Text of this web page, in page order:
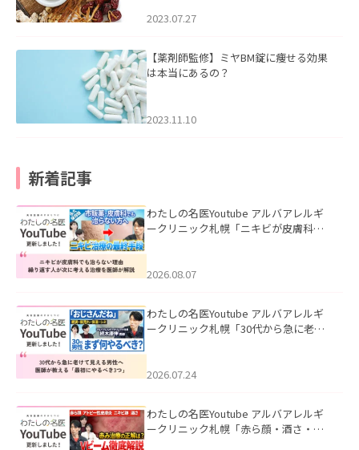
2023.07.27
【薬剤師監修】ミヤBM錠に痩せる効果
は本当にあるの？
2023.11.10
新着記事
わたしの名医Youtube アルバアレルギ
ークリニック札幌「ニキビが皮膚科で
ました。
2026.08.07
わたしの名医Youtube アルバアレルギ
ークリニック札幌「30代から急に老け
た。
2026.07.24
わたしの名医Youtube アルバアレルギ
ークリニック札幌「赤ら顔・酒さ・ニ